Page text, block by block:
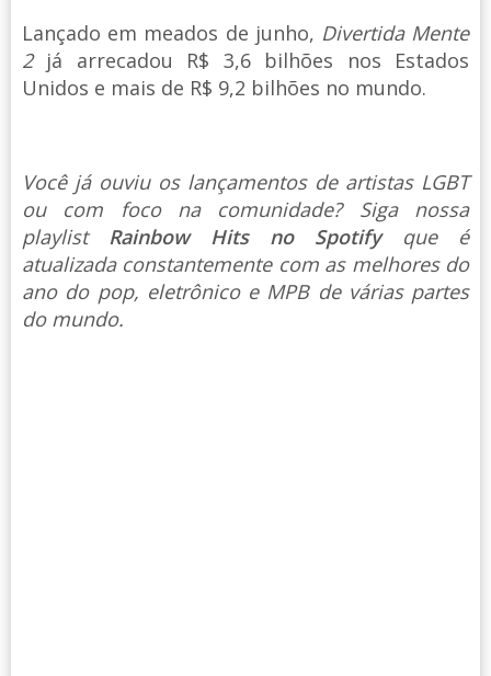
Lançado em meados de junho, Divertida Mente
2já arrecadou R$ 3,6 bilhões nos Estados
Unidos e mais de R$ 9,2 bilhões no mundo.
Você já ouviu os lançamentos de artistas LGBT
ou com foco na comunidade? Siga nossa
playlist Rainbow Hits no Spotify que é
atualizada constantemente com as melhores do
ano do pop, eletrônico e MPB de várias partes
do mundo.